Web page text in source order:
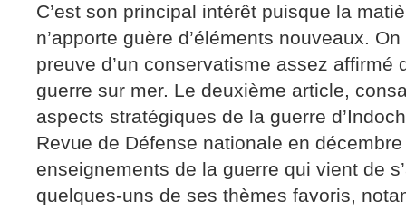
C’est son principal intérêt puisque la
n’apporte guère d’éléments nouveaux.
preuve d’un conservatisme assez affirmé
guerre sur mer. Le deuxième article,
aspects stratégiques de la guerre
Revue de Défense nationale en
enseignements de la guerre qui vient de
quelques-uns de ses thèmes favoris,